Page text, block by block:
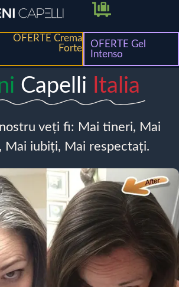
OFERTE Crema
Forte
OFERTE Gel
Intenso
Capelli Italia
veți fi: Mai tineri, Mai
Mai iubiți, Mai respectați.